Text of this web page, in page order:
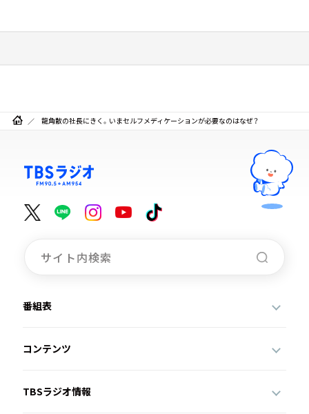
龍角散の社長にきく。いまセルフメディケーションが必要なのはなぜ？
番組表
コンテンツ
TBSラジオ情報